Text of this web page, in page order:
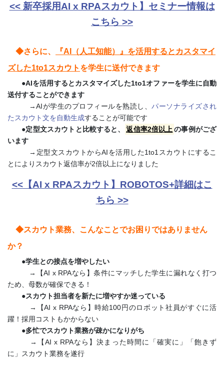
<< 新卒採用AI x RPAスカウト】セミナー情報は
こちら >>
◆さらに、
『AI（人工知能）』を活用するとカスタマイ
ズした1to1スカウト を学生に送付できます
●AIを活用するとカスタマイズした1to1オファーを学生に自動
送付することができます
→AIが学生のプロフィールを熟読し、パーソナライズされ
たスカウト文を自動生成することが可能です
●定型文スカウトと比較すると、 返信率2倍以上 の事例がござ
います
→定型文スカウトからAIを活用した1to1スカウトにするこ
とによりスカウト返信率が2倍以上になりました
<<【AI x RPAスカウト】ROBOTOS+詳細はこ
ちら >>
◆スカウト業務、こんなことでお困りではありません
か？
●学生との接点を増やしたい
→【AI x RPAなら】条件にマッチした学生に漏れなく打つ
ため、母数が確保できる！
●スカウト担当者を新たに増やすか迷っている
→【AI x RPAなら】時給100円のロボット社員がすぐに活
躍！採用コストもかからない
●多忙でスカウト業務が疎かになりがち
→【AI x RPAなら】決まった時間に「確実に」「飽きず
に」スカウト業務を遂行